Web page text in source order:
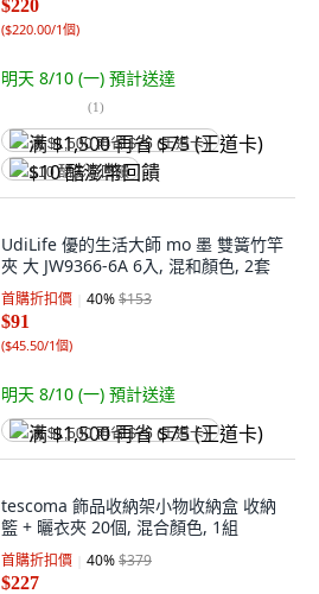
$220
($220.00/1個)
明天 8/10 (一) 預計送達
(1)
满 $1,500 再省 $75 (王道卡)
$10 酷澎幣回饋
UdiLife 優的生活大師 mo 墨 雙簧竹竿
夾 大 JW9366-6A 6入, 混和顏色, 2套
首購折扣價 40%$153
$91
($45.50/1個)
明天 8/10 (一) 預計送達
满 $1,500 再省 $75 (王道卡)
tescoma 飾品收納架小物收納盒 收納
籃 + 曬衣夾 20個, 混合顏色, 1組
首購折扣價 40%$379
$227